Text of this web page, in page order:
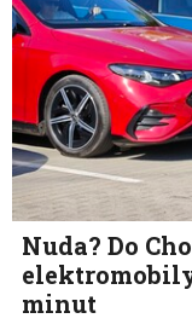
Nuda? Do
minut